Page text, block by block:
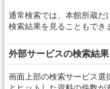
通常検索では、本館所蔵だ
検索結果を見ることもでき
外部サービスの検索結
画面上部の検索サービス選